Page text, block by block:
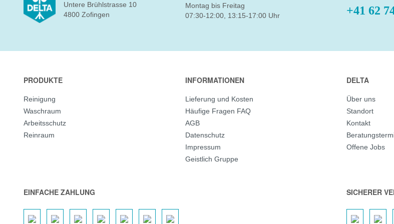
Untere Brühlstrasse 10
4800 Zofingen
Montag bis Freitag
07:30-12:00, 13:15-17:00 Uhr
+41 62
PRODUKTE
Reinigung
Waschraum
Arbeitsschutz
Reinraum
INFORMATIONEN
Lieferung und Kosten
Häufige Fragen FAQ
AGB
Datenschutz
Impressum
Geistlich Gruppe
DELTA
Über uns
Standort
Kontakt
Offene Jobs
EINFACHE ZAHLUNG SICHERER